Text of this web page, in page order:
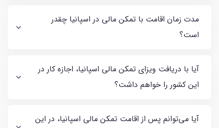
مدت زمان اقامت با تمکن مالی در اسپانیا چقدر
است؟
آیا با دریافت ویزای تمکن مالی اسپانیا، اجازه کار در
این کشور را خواهم داشت؟
آیا می‌توانم پس از اقامت تمکن مالی اسپانیا، در این